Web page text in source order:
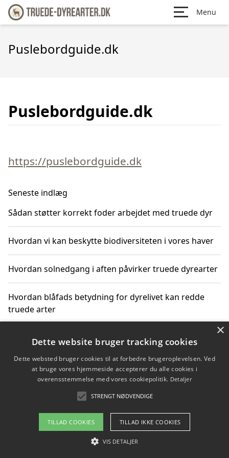
Menu
Puslebordguide.dk
Puslebordguide.dk
https://puslebordguide.dk
Seneste indlæg
Sådan støtter korrekt foder arbejdet med truede dyr
Hvordan vi kan beskytte biodiversiteten i vores haver
Hvordan solnedgang i aften påvirker truede dyrearter
Hvordan blåfads betydning for dyrelivet kan redde
truede arter
Hvordan kan gaver til unge voksne støtte bevarelsen
Copyright 2026 - Pilanto Aps
Om / kontakt
Blog Betingelser
×
Dette website bruger tracking cookies
Dette websted bruger cookies til at forbedre brugeroplevelsen. Ved
at bruge vores hjemmeside accepterer du alle cookies i
overensstemmelse med vores cookiepolitik. Detaljer
STRENGT NØDVENDIGE
TILLAD COOKIES TILLAD IKKE COOKIES
VIS DETALJER